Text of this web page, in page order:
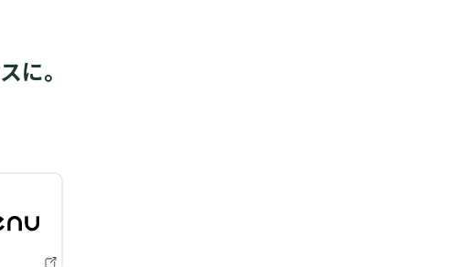
に。